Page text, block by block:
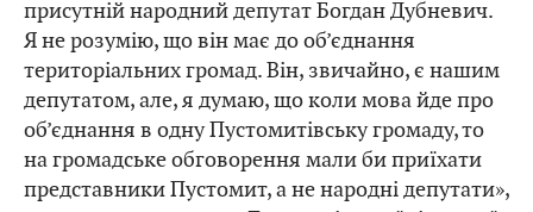
присутній народний депутат Богдан Дубневич.
Я не розумію, що він має до об’єднання
територіальних громад. Він, звичайно, є нашим
депутатом, але, я думаю, що коли мова йде про
об’єднання в одну Пустомитівську громаду, то
на громадське обговорення мали би приїхати
представники Пустомит, а не народні депутати»,